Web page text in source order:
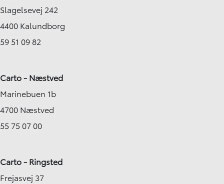
Slagelsevej 242
4400 Kalundborg
59 51 09 82
Carto - Næstved
Marinebuen 1b
4700 Næstved
55 75 07 00
Carto - Ringsted
Frejasvej 37